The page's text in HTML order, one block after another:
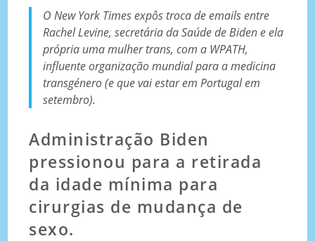
O New York Times expôs troca de emails entre
Rachel Levine, secretária da Saúde de Biden e ela
própria uma mulher trans, com a WPATH,
influente organização mundial para a medicina
transgénero (e que vai estar em Portugal em
setembro).
Administração Biden
pressionou para a retirada
da idade mínima para
cirurgias de mudança de
sexo.